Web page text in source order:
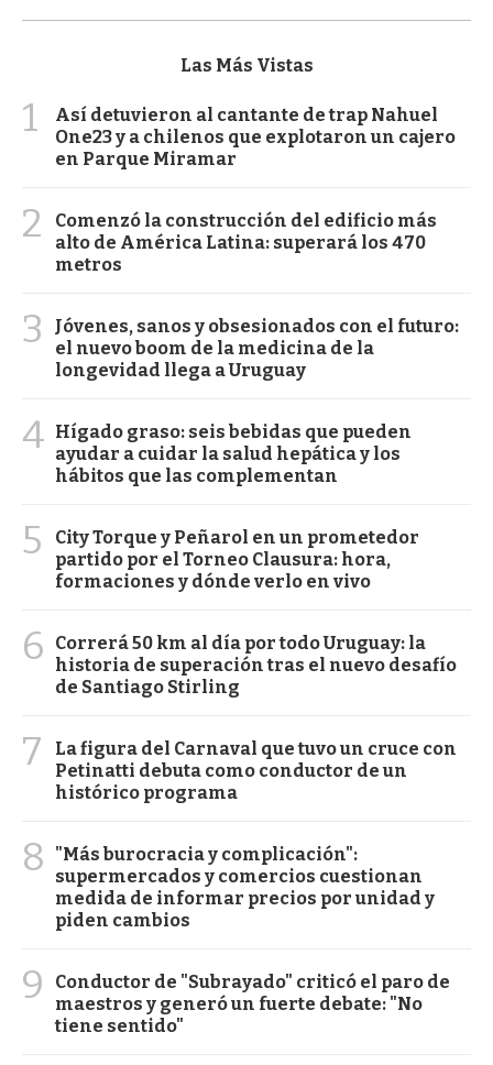
Las Más Vistas
1
Así detuvieron al cantante de trap Nahuel
One23 y a chilenos que explotaron un cajero
en Parque Miramar
2
Comenzó la construcción del edificio más
alto de América Latina: superará los 470
metros
3
Jóvenes, sanos y obsesionados con el futuro:
el nuevo boom de la medicina de la
longevidad llega a Uruguay
4 Hígado graso: seis bebidas que pueden
ayudar a cuidar la salud hepática y los
hábitos que las complementan
5
City Torque y Peñarol en un prometedor
partido por el Torneo Clausura: hora,
formaciones y dónde verlo en vivo
6
Correrá 50 km al día por todo Uruguay: la
historia de superación tras el nuevo desafío
de Santiago Stirling
7
La figura del Carnaval que tuvo un cruce con
Petinatti debuta como conductor de un
histórico programa
8
"Más burocracia y complicación":
supermercados y comercios cuestionan
medida de informar precios por unidad y
piden cambios
9
Conductor de "Subrayado" criticó el paro de
maestros y generó un fuerte debate: "No
tiene sentido"